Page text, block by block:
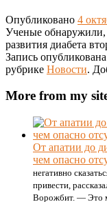
Опубликовано 4
Ученые обнаружили,
развития диабета
Запись
рубрике Новости.
More from my
От апатии до
чем опасно
негативно
привести,
Ворожбит. — Это